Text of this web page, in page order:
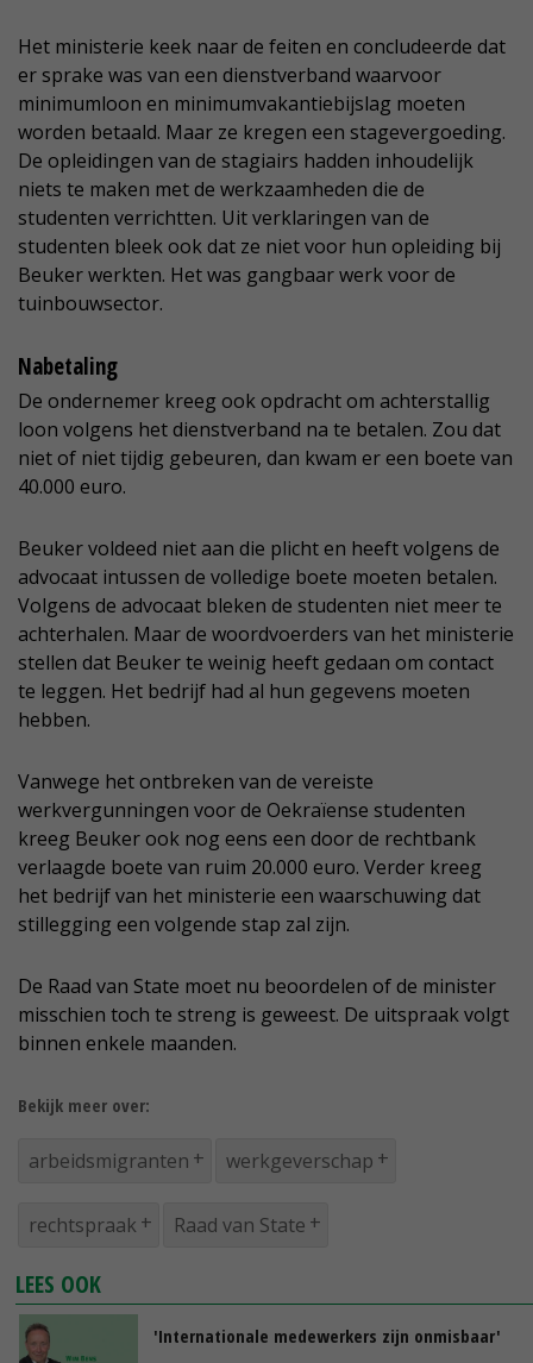
Het ministerie keek naar de feiten en concludeerde dat
er sprake was van een dienstverband waarvoor
minimumloon en minimumvakantiebijslag moeten
worden betaald. Maar ze kregen een stagevergoeding.
De opleidingen van de stagiairs hadden inhoudelijk
niets te maken met de werkzaamheden die de
studenten verrichtten. Uit verklaringen van de
studenten bleek ook dat ze niet voor hun opleiding bij
Beuker werkten. Het was gangbaar werk voor de
tuinbouwsector.
Nabetaling
De ondernemer kreeg ook opdracht om achterstallig
loon volgens het dienstverband na te betalen. Zou dat
niet of niet tijdig gebeuren, dan kwam er een boete van
40.000 euro.
Beuker voldeed niet aan die plicht en heeft volgens de
advocaat intussen de volledige boete moeten betalen.
Volgens de advocaat bleken de studenten niet meer te
achterhalen. Maar de woordvoerders van het ministerie
stellen dat Beuker te weinig heeft gedaan om contact
te leggen. Het bedrijf had al hun gegevens moeten
hebben.
Vanwege het ontbreken van de vereiste
werkvergunningen voor de Oekraïense studenten
kreeg Beuker ook nog eens een door de rechtbank
verlaagde boete van ruim 20.000 euro. Verder kreeg
het bedrijf van het ministerie een waarschuwing dat
stillegging een volgende stap zal zijn.
De Raad van State moet nu beoordelen of de minister
misschien toch te streng is geweest. De uitspraak volgt
binnen enkele maanden.
Bekijk meer over:
arbeidsmigranten werkgeverschap
rechtspraak Raad van State
LEES OOK
'Internationale medewerkers zijn onmisbaar'